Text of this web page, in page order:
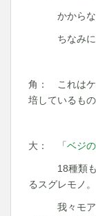
かからない
ちなみにこ
角： これはケ
培しているもの
大： 「ベジ
18種類もの
るスグレモノ。
我々モアー